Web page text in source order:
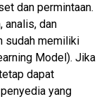
dan permintaan.
analis, dan
sudah memiliki
Model). Jika
dapat
yang